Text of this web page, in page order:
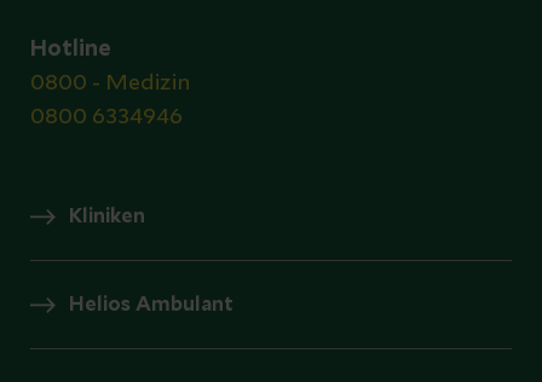
Hotline
0800 - Medizin
0800 6334946
Kliniken
Helios Ambulant